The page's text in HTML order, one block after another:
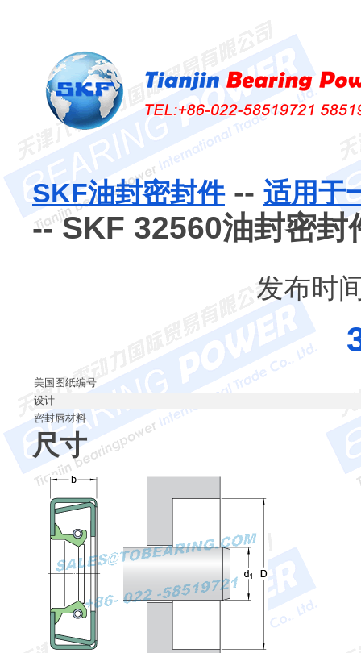
SKF油封密封件-- 适用于
-- SKF 32560油封密封
发布时
美国图纸编号
设计
密封唇材料
尺寸